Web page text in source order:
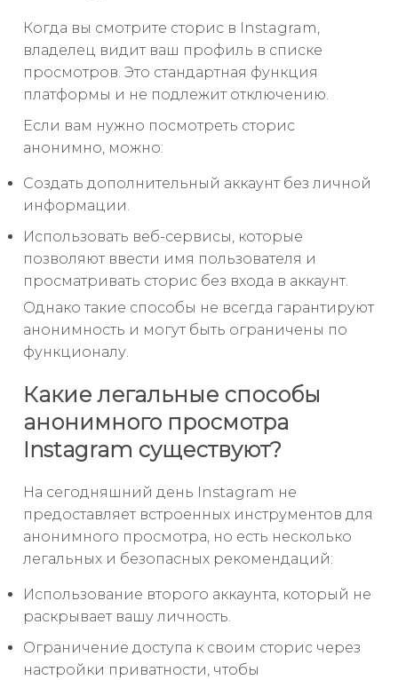
Когда вы смотрите сторис в Instagram,
владелец видит ваш профиль в списке
просмотров. Это стандартная функция
платформы и не подлежит отключению.
Если вам нужно посмотреть сторис
анонимно, можно:
Создать дополнительный аккаунт без личной
информации.
Использовать веб-сервисы, которые
позволяют ввести имя пользователя и
просматривать сторис без входа в аккаунт.
Однако такие способы не всегда гарантируют
анонимность и могут быть ограничены по
функционалу.
Какие легальные способы
анонимного просмотра
Instagram существуют?
На сегодняшний день Instagram не
предоставляет встроенных инструментов для
анонимного просмотра, но есть несколько
легальных и безопасных рекомендаций:
Использование второго аккаунта, который не
раскрывает вашу личность.
Ограничение доступа к своим сторис через
настройки приватности, чтобы